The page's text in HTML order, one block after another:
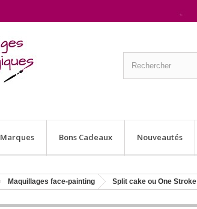
Marques Bons Cadeaux Nouveautés
Maquillages face-painting Split cake ou One Stroke